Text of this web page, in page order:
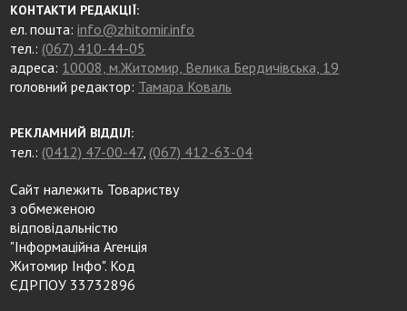
КОНТАКТИ РЕДАКЦІЇ:
ел. пошта:info@zhitomir.info
тел.: (067) 410-44-05
адреса: 10008, м.Житомир, Велика Бердичівська, 19
головний редактор: Тамара Коваль
РЕКЛАМНИЙ ВІДДІЛ:
тел.: (0412) 47-00-47, (067) 412-63-04
Сайт належить Товариству
з обмеженою
відповідальністю
"Інформаційна Агенція
Житомир Інфо". Код
ЄДРПОУ 33732896